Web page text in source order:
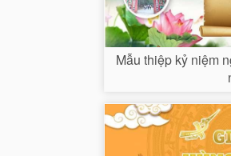
Mẫu thiệp kỷ niệm